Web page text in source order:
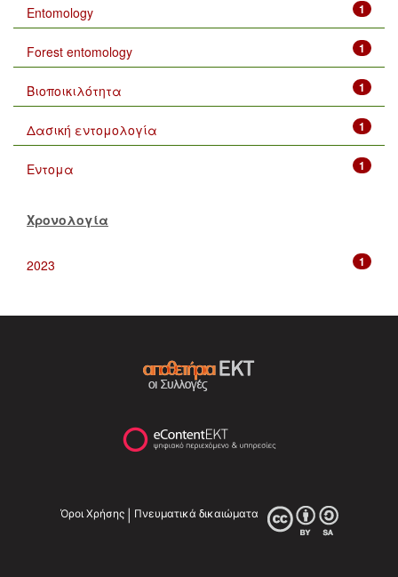
1
Entomology
1
Forest entomology
1
Βιοποικιλότητα
1
Δασική εντομολογία
1
Εντομα
Χρονολογία
1
2023